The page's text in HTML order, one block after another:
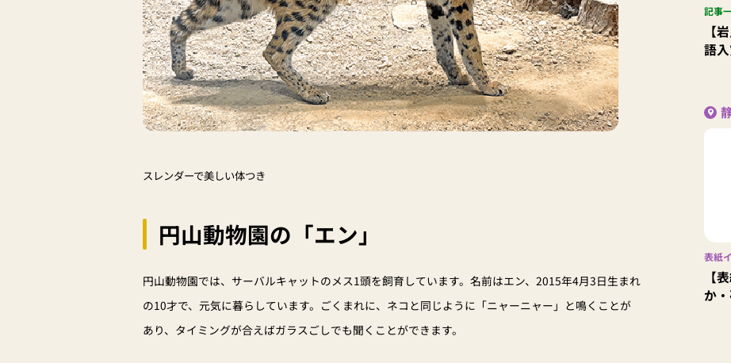
スレンダーで美しい体つき
円山動物園の「エン」
円山動物園では、サーバルキャットのメス1頭を飼育しています。名前はエン、2015年4月3日生まれ
の10才で、元気に暮らしています。ごくまれに、ネコと同じように「ニャーニャー」と鳴くことが
あり、タイミングが合えばガラスごしでも聞くことができます。
記事
【
語
表紙
【
か